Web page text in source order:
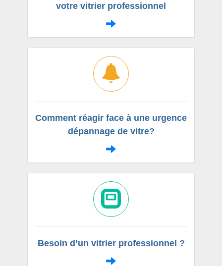
votre vitrier professionnel
Comment réagir face à une urgence
dépannage de vitre?
Besoin d’un vitrier professionnel ?